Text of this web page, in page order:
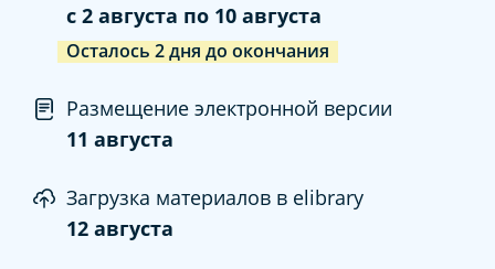
c 2 августа по 10 августа
Осталось 2дня до окончания
Размещение электронной версии
11 августа
Загрузка материалов в elibrary
12 августа